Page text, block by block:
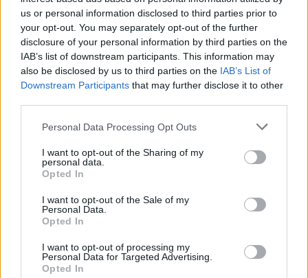
us or personal information disclosed to third parties prior to
your opt-out. You may separately opt-out of the further
disclosure of your personal information by third parties on the
IAB’s list of downstream participants. This information may
also be disclosed by us to third parties on the IAB’s List of
Downstream Participants that may further disclose it to other
Personal Data Processing Opt Outs
I want to opt-out of the Sharing of my
personal data.
Opted In
I want to opt-out of the Sale of my
Personal Data.
Opted In
I want to opt-out of processing my
Personal Data for Targeted Advertising.
Opted In